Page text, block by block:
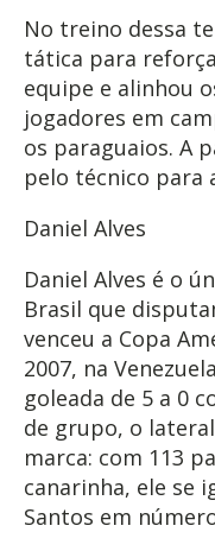
No treino dessa
tática para
equipe e alinhou
jogadores em
os paraguaios. A
pelo técnico para
Daniel Alves
Daniel Alves é o
Brasil que
venceu a Copa
2007, na
goleada de 5 a 0
de grupo, o
marca: com 113
canarinha, ele se
Santos em